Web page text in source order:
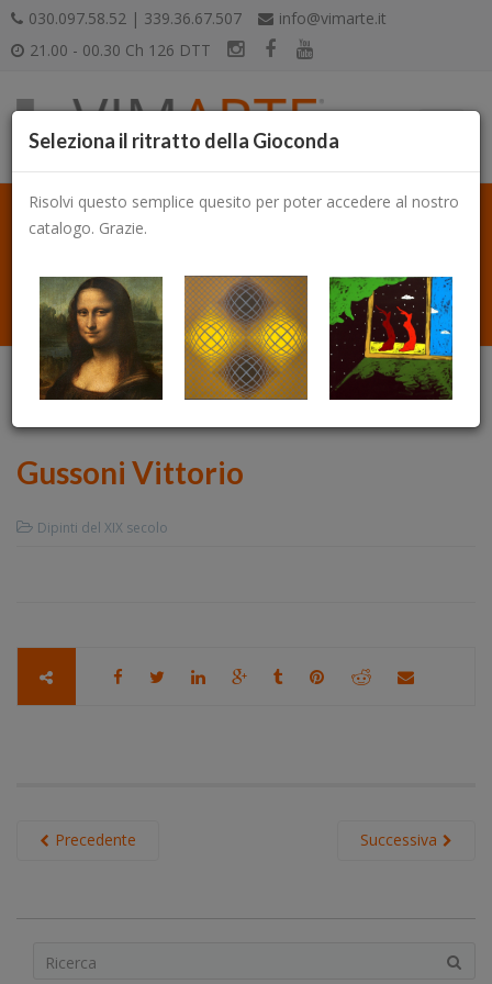
030.097.58.52 | 339.36.67.507
info@vimarte.it
21.00 - 00.30 Ch 126 DTT
Gussoni Vittorio
Dipinti del XIX secolo
Successiva
Precedente
Seleziona il ritratto della Gioconda
Risolvi questo semplice quesito per poter accedere al nostro
catalogo. Grazie.